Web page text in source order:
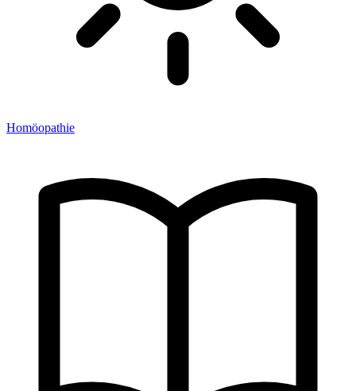
Homöopathie